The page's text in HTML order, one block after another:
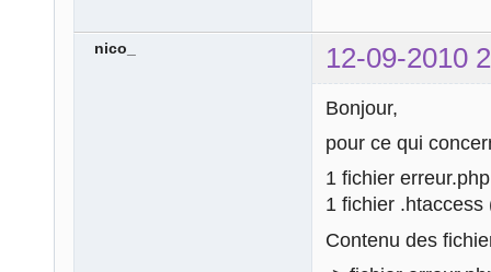
nico_ 12-09-2010
Bonjour,
pour ce qui
1 fichier
1 fichier
Contenu des